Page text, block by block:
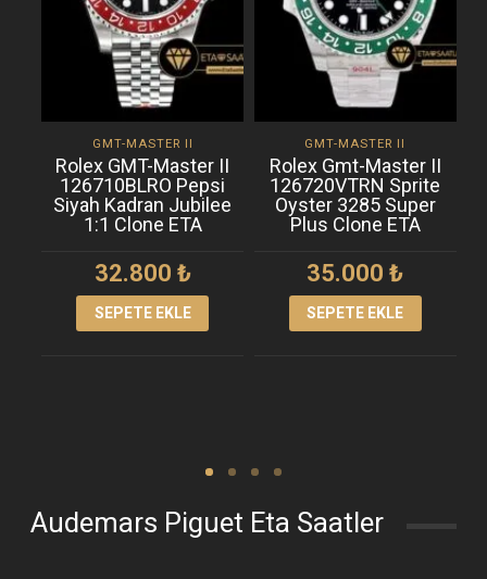
GMT-MASTER II
Rolex GMT-Master II
126710BLRO Pepsi
Siyah Kadran Jubilee
1:1 Clone ETA
32.800 ₺
SEPETE EKLE
GMT-MASTER II
Rolex Gmt-Master II
126720VTRN Sprite
Oyster 3285 Super
Plus Clone ETA
35.000₺
SEPETE EKLE
Audemars Piguet Eta Saatler